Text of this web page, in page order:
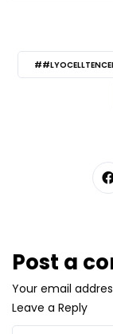
Post a
Your email
Leave a Reply